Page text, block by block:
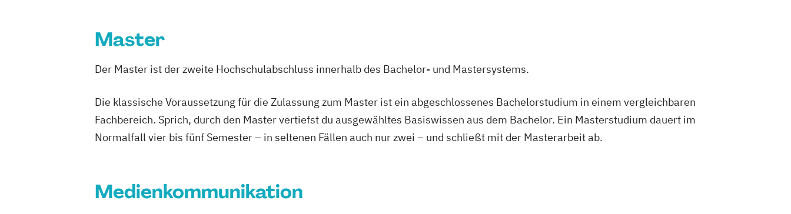
Master
Der Master ist der zweite Hochschulabschluss innerhalb des Bachelor- und Mastersystems.
Die klassische Voraussetzung für die Zulassung zum Master ist ein abgeschlossenes Bachelorstudium in einem vergleichbaren
Fachbereich. Sprich, durch den Master vertiefst du ausgewähltes Basiswissen aus dem Bachelor. Ein Masterstudium dauert im
Normalfall vier bis fünf Semester – in seltenen Fällen auch nur zwei – und schließt mit der Masterarbeit ab.
Medienkommunikation